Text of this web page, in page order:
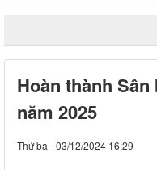
Hoàn thành
năm 2025
Thứ ba - 03/12/2024 16:29